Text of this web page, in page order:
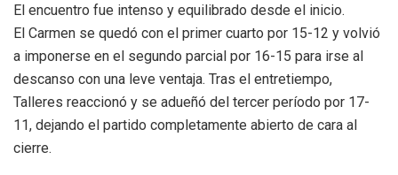
El encuentro fue intenso y equilibrado desde el inicio.
El Carmen se quedó con el primer cuarto por 15-12 y volvió
a imponerse en el segundo parcial por 16-15 para irse al
descanso con una leve ventaja. Tras el entretiempo,
Talleres reaccionó y se adueñó del tercer período por 17-
11, dejando el partido completamente abierto de cara al
cierre.